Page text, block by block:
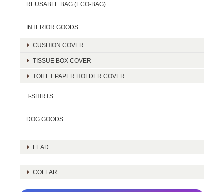
REUSABLE BAG (ECO-BAG)
INTERIOR GOODS
CUSHION COVER
TISSUE BOX COVER
TOILET PAPER HOLDER COVER
T-SHIRTS
DOG GOODS
LEAD
COLLAR